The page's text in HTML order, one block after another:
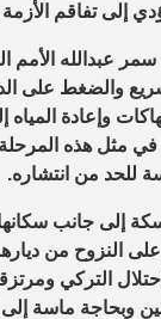
إلى تفاقم
عبدالله الأمم
والضغط على
وإعادة المياه
في مثل هذه المرحلة
للحد من انتشاره.
إلى جانب
على النزوح من
التركي
وبحاجة ماسة